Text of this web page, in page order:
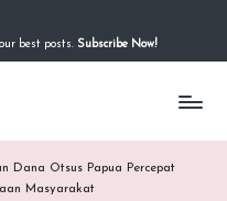
best posts. Subscribe Now!
Dana Otsus Papua Percepat
Masyarakat